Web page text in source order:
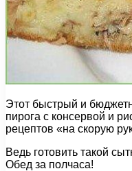
Этот быстрый и
пирога с консервой и
рецептов «на скорую
Ведь готовить такой
Обед за полчаса!